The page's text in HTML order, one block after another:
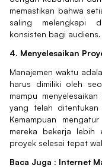
memastikan bahwa
saling melengkapi
konsisten bagi audiens.
4. Menyelesaikan
Manajemen waktu
harus dimiliki oleh
mampu
yang telah ditentukan
Kemampuan
mereka bekerja lebih
proyek selesai tepat
Baca Juga : Internet